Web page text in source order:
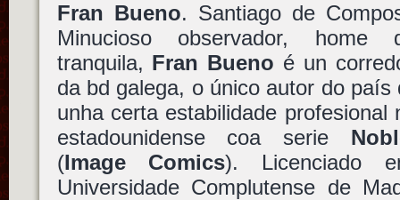
Fran Bueno. Santiago de
Minucioso observador, home
tranquila, Fran Bueno é un
da bd galega, o único autor do país
unha certa estabilidade profesional
estadounidense coa serie
(Image Comics). Licenciado
Universidade Complutense de